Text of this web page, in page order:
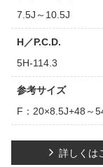
7.5J～10.5J
H／P.C.D.
5H-114.3
参考サイズ
F：20×8.5J+48～
詳しくは